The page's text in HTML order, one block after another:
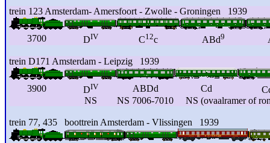
trein 123 Amsterdam- Amersfoort - Zwolle - Groningen 1939
3700 DIV C12c ABd9
trein D171 Amsterdam - Leipzig 1939
3900 DIV ABDd Cd
NS
NS 7006-7010 NS (ovaalramer of
trein 77, 435 boottrein Amsterdam - Vlissingen 1939